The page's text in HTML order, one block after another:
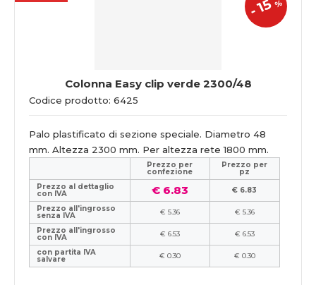
Colonna Easy clip verde 2300/48
Codice prodotto: 6425
-
15%
Palo plastificato di sezione speciale. Diametro 48
mm. Altezza 2300 mm. Per altezza rete 1800 mm.
Prezzo per
confezione
Prezzo per
pz
Prezzo al dettaglio
con IVA € 6.83
€ 6.83
Prezzo all'ingrosso
senza IVA € 5.36
€ 5.36
Prezzo all'ingrosso
con IVA € 6.53
€ 6.53
con partita IVA
salvare € 0.30 € 0.30